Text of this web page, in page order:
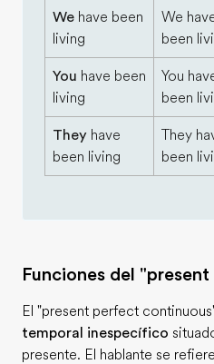
We have been
living
We
been
You have been
living
You
been
They have
been living
They
been
Funciones del
El "present perfect
temporal inespecífico
presente. El hablante se